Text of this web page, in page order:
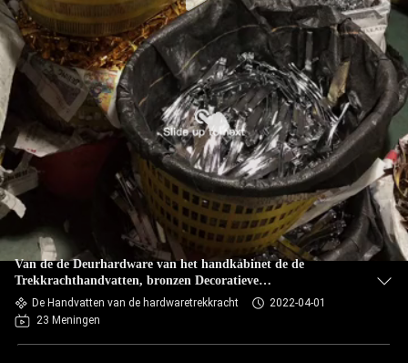
Van de de Deurhardware van het handkabinet de de
Trekkrachthandvatten, bronzen Decoratieve
Kabinetshandvatten
De Handvatten van de hardwaretrekkracht
2022-04-01
23 Meningen